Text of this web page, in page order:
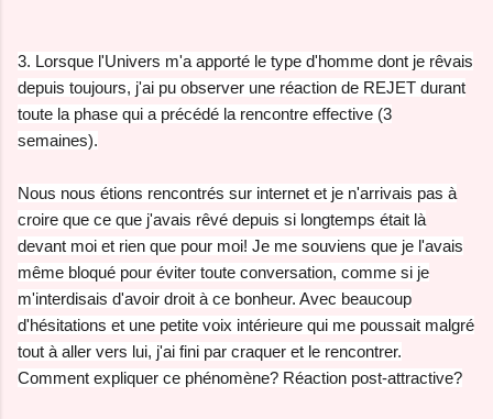
3. Lorsque l'Univers m'a apporté le type d'homme dont je rêvais
depuis toujours, j'ai pu observer une réaction de REJET durant
toute la phase qui a précédé la rencontre effective (3
semaines).
Nous nous étions rencontrés sur internet et je n'arrivais pas à
croire que ce que j'avais rêvé depuis si longtemps était là
devant moi et rien que pour moi! Je me souviens que je l'avais
même bloqué pour éviter toute conversation, comme si je
m'interdisais d'avoir droit à ce bonheur. Avec beaucoup
d'hésitations et une petite voix intérieure qui me poussait malgré
tout à aller vers lui, j'ai fini par craquer et le rencontrer.
Comment expliquer ce phénomène? Réaction post-attractive?